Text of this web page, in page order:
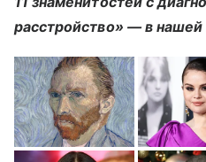
расстройство» — в нашей